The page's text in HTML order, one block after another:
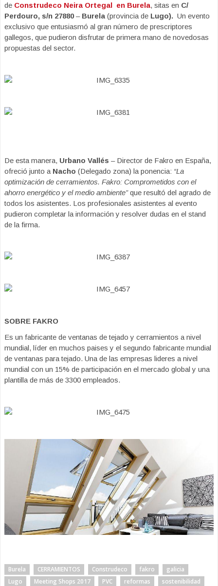
de Construdeco Neira Ortegal en Burela, sitas en C/
Perdouro, s/n 27880– Burela (provincia de Lugo). Un evento
exclusivo que entusiasmó al gran número de prescriptores
gallegos, que pudieron disfrutar de primera mano de novedosas
propuestas del sector.
De esta manera, Urbano Vallés – Director de Fakro en España,
ofreció junto a Nacho (Delegado zona) la ponencia: “La
optimización de cerramientos. Fakro: Comprometidos con el
ahorro energético y el medio ambiente”que resultó del agrado de
todos los asistentes. Los profesionales asistentes al evento
pudieron completar la información y resolver dudas en el stand
de la firma.
SOBRE FAKRO
Es un fabricante de ventanas de tejado y cerramientos a nivel
mundial, líder en muchos paises y el segundo fabricante mundial
de ventanas para tejado. Una de las empresas lideres a nivel
mundial con un 15% de participación en el mercado global y una
plantilla de más de 3300 empleados.
Burela CERRAMIENTOS Construdeco fakro
galicia
Lugo
Meeting Shops 2017 PVC reformas
sostenibilidad